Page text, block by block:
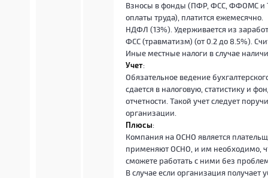
Взносы в фонды (ПФР, ФСС, ФФОМС и
оплаты труда), платится ежемесячно.
НДФЛ (13%). Удерживается из
ФСС (травматизм) (от 0.2 до 8.5%).
Иные местные налоги в случае
Учет:
Обязательное ведение
сдается в налоговую, статистику и
отчетности. Такой учет следует
организации.
Плюсы:
Компания на ОСНО является
применяют ОСНО, и им необходимо,
сможете работать с ними без
В случае если организация получает